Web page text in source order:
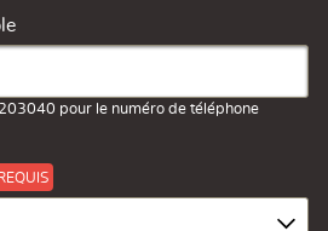
pour le numéro de téléphone